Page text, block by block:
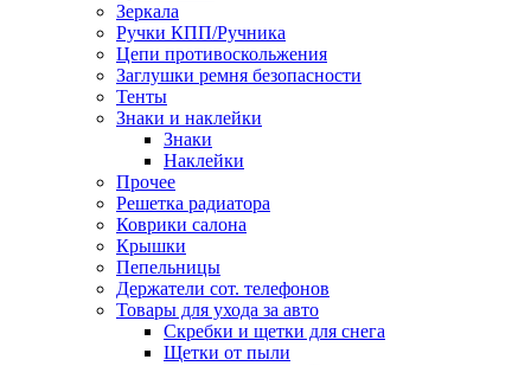
Зеркала
Ручки КПП/Ручника
Цепи противоскольжения
Заглушки ремня безопасности
Тенты
Знаки и наклейки
Знаки
Наклейки
Прочее
Решетка радиатора
Коврики салона
Крышки
Пепельницы
Держатели сот. телефонов
Товары для ухода за авто
Скребки и щетки для снега
Щетки от пыли